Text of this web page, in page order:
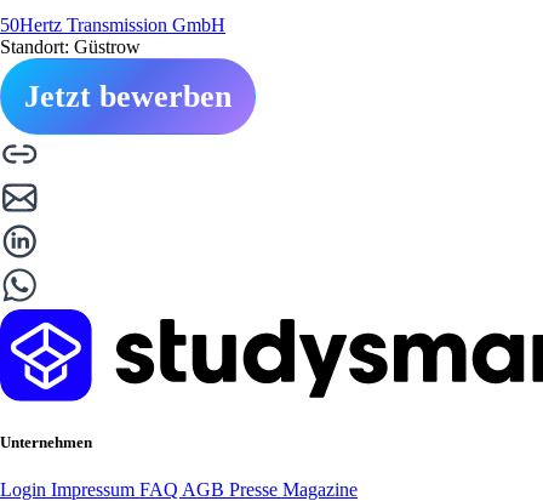
50Hertz Transmission GmbH
Standort: Güstrow
Jetzt bewerben
Unternehmen
Login Impressum FAQ AGB Presse Magazine